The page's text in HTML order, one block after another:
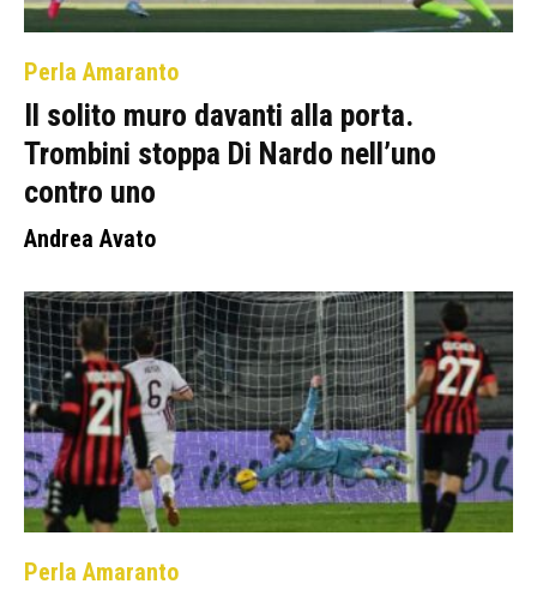
Perla Amaranto
Il solito muro davanti alla porta.
Trombini stoppa Di Nardo nell’uno
contro uno
Andrea Avato
Perla Amaranto